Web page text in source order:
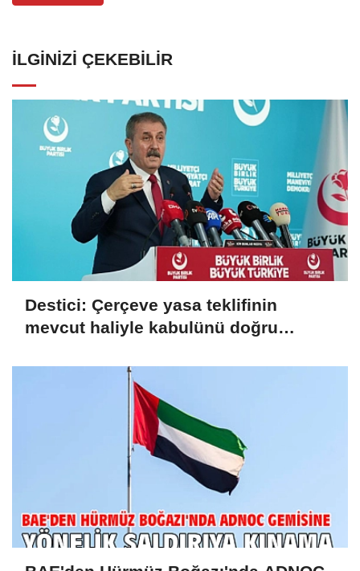
İLGINIZI ÇEKEBILIR
Destici: Çerçeve yasa teklifinin
mevcut haliyle kabulünü doğru